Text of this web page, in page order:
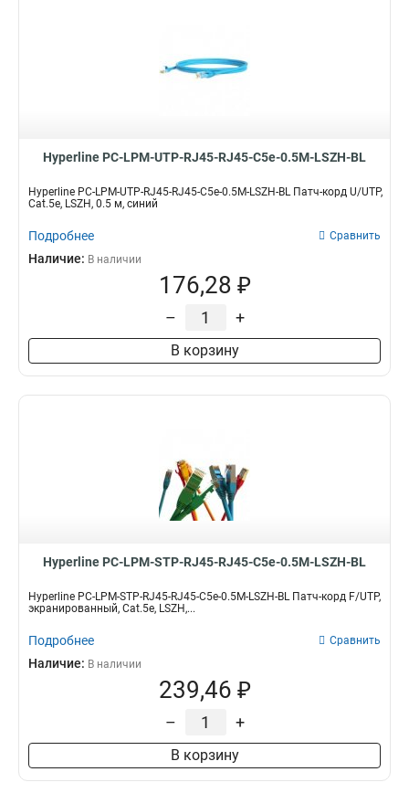
Hyperline PC-LPM-UTP-RJ45-RJ45-C5e-0.5M-LSZH-BL
Hyperline PC-LPM-UTP-RJ45-RJ45-C5e-0.5M-LSZH-BL Патч-корд U/UTP,
Cat.5e, LSZH, 0.5 м, синий
Подробнее Сравнить
Наличие: В наличии
176,28 ₽
– +
В корзину
Hyperline PC-LPM-STP-RJ45-RJ45-C5e-0.5M-LSZH-BL
Hyperline PC-LPM-STP-RJ45-RJ45-C5e-0.5M-LSZH-BL Патч-корд F/UTP,
экранированный, Cat.5e, LSZH,...
Подробнее Сравнить
Наличие: В наличии
239,46 ₽
– +
В корзину